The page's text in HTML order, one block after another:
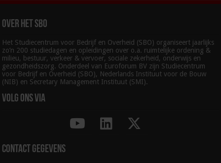
Over het SBO
Het Studiecentrum voor Bedrijf en Overheid (SBO) organiseert jaarlijks
zo’n 200 studiedagen en opleidingen over o.a. ruimtelijke ordening &
milieu, bestuur, verkeer & vervoer, sociale zekerheid, onderwijs en
gezondheidszorg. Onderdeel van Euroforum BV zijn Studiecentrum
voor Bedrijf en Overheid (SBO), Nederlands Instituut voor de Bouw
(NIB) en Secretary Management Instituut (SMI).
Volg ons via
Contact gegevens